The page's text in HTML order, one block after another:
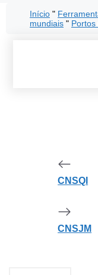
Início "
mundiais "
CNSQI
CNSJM